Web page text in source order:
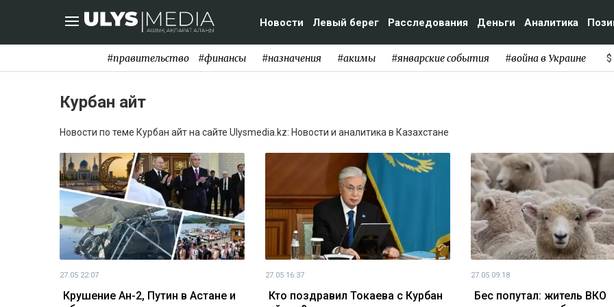
Новости Левый берег Расследования Деньги Аналитика
#правительство #финансы #назначения #акимы #январские события #война в Украине $
Курбан айт
Новости по теме Курбан айт на сайте Ulysmedia.kz: Новости и аналитика в Казахстане
27.05 22:07
Крушение Ан-2, Путин в Астане и
27.05 16:37
Кто поздравил Токаева с Курбан
27.05 09:18
Бес попутал: житель ВКО